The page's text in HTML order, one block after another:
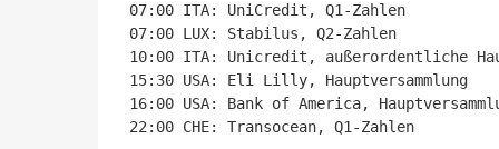
07:00 ITA: UniCredit, Q1-Zahlen
07:00 LUX: Stabilus, Q2-Zahlen
10:00 ITA: Unicredit, außerordentliche
15:30 USA: Eli Lilly, Hauptversammlung
16:00 USA: Bank of America,
22:00 CHE: Transocean, Q1-Zahlen